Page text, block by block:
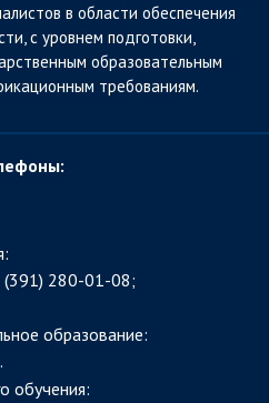
в области обеспечения
с уровнем подготовки,
образовательным
требованиям.
280-01-08;
образование:
обучения: